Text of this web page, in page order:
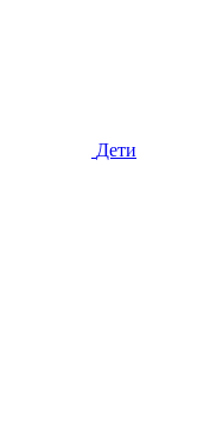
Дети